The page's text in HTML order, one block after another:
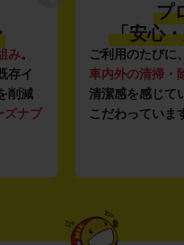
み。
存イ
削減
ズナブ
プ
「安心
ご利用のたびに、
車内外の清掃・
清潔感を感じて
こだわっていま